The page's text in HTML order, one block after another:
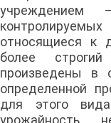
учреждением
относящиеся к
более
произведены в
определенной
для этого
урожайность